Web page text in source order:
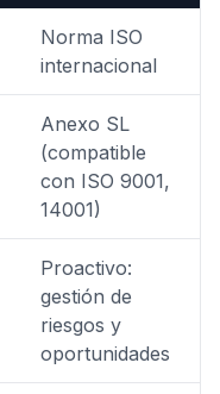
Norma ISO
internacional
Anexo SL
(compatible
con ISO 9001,
14001)
Proactivo:
gestión de
riesgos y
oportunidades